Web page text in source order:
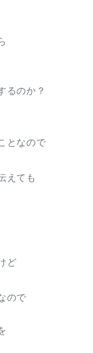
るのか？
となので
えても
ど
ので